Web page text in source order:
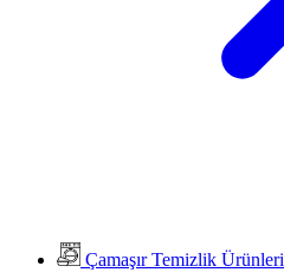
Çamaşır Temizlik Ürünleri